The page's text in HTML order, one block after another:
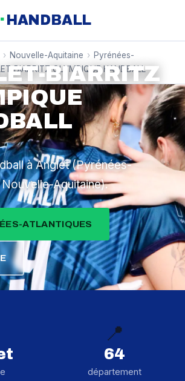
· HANDBALL
› Nouvelle-Aquitaine › Pyrénées-
BIARRITZ OLYMPIQUE HANDBALL
BIARRITZ
à Anglet (Pyrénées-
Aquitaine).
ATLANTIQUES
📍
64
département